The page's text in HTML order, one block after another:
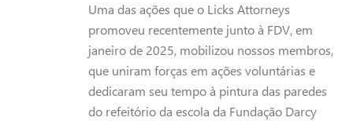
Uma das ações que o Licks Attorneys
promoveu recentemente junto à FDV, em
janeiro de 2025, mobilizou nossos membros,
que uniram forças em ações voluntárias e
dedicaram seu tempo à pintura das paredes
do refeitório da escola da Fundação Darcy